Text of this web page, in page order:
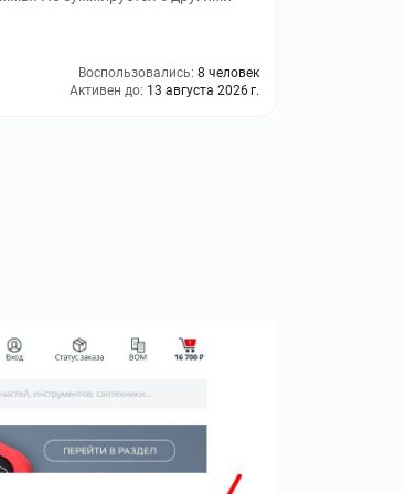
Воспользовались: 8 человек
Активен до: 13 августа 2026 г.